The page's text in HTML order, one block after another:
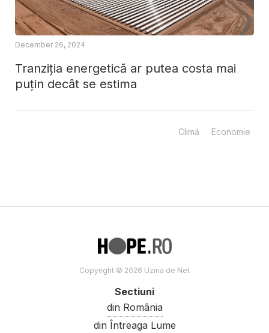
Tranziția energetică ar putea costa mai
puțin decât se estima
December 26, 2024
Climă Economie
Copyright © 2026 Uzina de Net
Sectiuni
din România
din Întreaga Lume